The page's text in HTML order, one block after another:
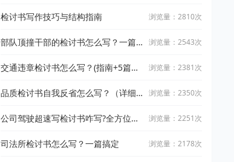
检讨书写作技巧与结构指南 浏览量：2810次
部队顶撞干部的检讨书怎么写？一篇
浏览量：2543次
交通违章检讨书怎么写？(指南+5篇精
浏览量：2381次
品质检讨书自我反省怎么写？（详细
浏览量：2350次
公司驾驶超速写检讨书咋写?全方位指
浏览量：2251次
司法所检讨书怎么写？一篇搞定 浏览量：2178次